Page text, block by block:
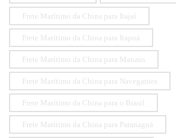
Frete Marítimo da China para Itajaí
Frete Marítimo da China para Itapoá
Frete Marítimo da China para Manaus
Frete Marítimo da China para Navegantes
Frete Marítimo da China para o Brasil
Frete Marítimo da China para Paranaguá